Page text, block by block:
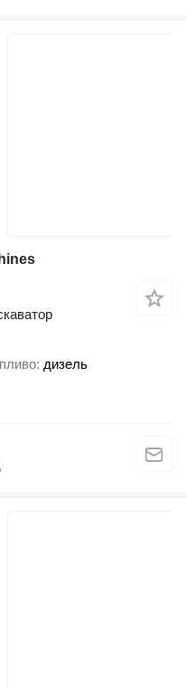
дизель